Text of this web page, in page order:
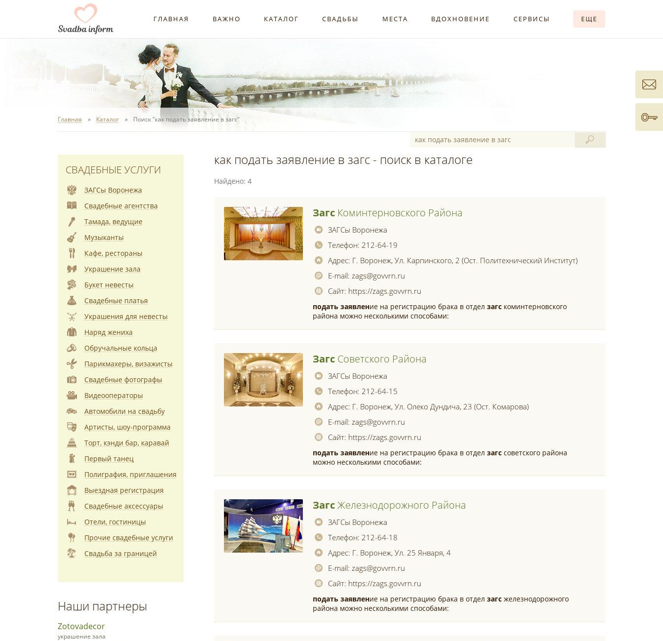
ГЛАВНАЯ ВАЖНО КАТАЛОГ СВАДЬБЫ МЕСТА ВДОХНОВЕНИЕ СЕРВИСЫ ЕЩЕ
Главная Каталог Поиск "как подать заявление в загс"
как подать заявление в загс - поиск в каталоге
Найдено: 4
Загс Коминтерновского Района
ЗАГСы Воронежа
Телефон:212-64-19
Адрес: Г. Воронеж, Ул. Карпинского, 2 (ост. Политехнический Институт)
E-mail:zags@govvrn.ru
Сайт: https://zags.govvrn.ru
подать заявление на регистрацию брака в отделзагс коминтерновского
района можно несколькими способами:
Загс Советского Района
ЗАГСы Воронежа
Телефон:212-64-15
Адрес: Г. Воронеж, Ул. Олеко Дундича, 23 (ост. Комарова)
E-mail:zags@govvrn.ru
Сайт: https://zags.govvrn.ru
подать заявление на регистрацию брака в отделзагс советского района
можно несколькими способами:
ЗагсЖелезнодорожного Района
ЗАГСы Воронежа
Телефон:212-64-18
Адрес: Г. Воронеж, Ул. 25 Января, 4
E-mail:zags@govvrn.ru
Сайт: https://zags.govvrn.ru
подать заявление на регистрацию брака в отделзагс железнодорожного
района можно несколькими способами:
СВАДЕБНЫЕ УСЛУГИ
ЗАГСы Воронежа
Свадебные агентства
Тамада, ведущие
Музыканты
Кафе, рестораны
Украшение зала
Букет невесты
Свадебные платья
Украшения для невесты
Наряд жениха
Обручальные кольца
Парикмахеры, визажисты
Свадебные фотографы
Видеооператоры
Автомобили на свадьбу
Артисты, шоу-программа
Торт, кэнди бар, каравай
Первый танец
Полиграфия, приглашения
Выездная регистрация
Свадебные аксессуары
Отели, гостиницы
Прочие свадебные услуги
Свадьба за границей
Наши партнеры
Zotovadecor
украшение зала